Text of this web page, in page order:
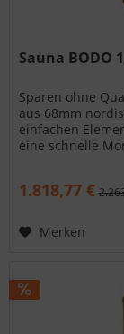
Sauna BODO
Sparen ohne
aus 68mm
einfachen
eine schnelle
1.818,77 €
Merken